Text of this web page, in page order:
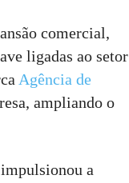
comercial,
ligadas ao setor
Agência de
ampliando o
a